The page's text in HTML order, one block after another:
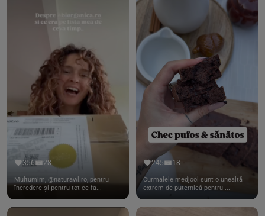
356 28
Mulțumim, @naturawl.ro, pentru
încredere și pentru tot ce fa...
245 18
Curmalele medjool sunt o unealtă
extrem de puternică pentru ...